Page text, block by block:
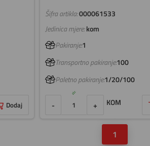
Dodaj
Šifra artikla:000061533
Jedinica mjere:kom
Pakiranje:1
Transportno pakiranje:100
Paletno pakiranje:1/20/100
- + KOM
1